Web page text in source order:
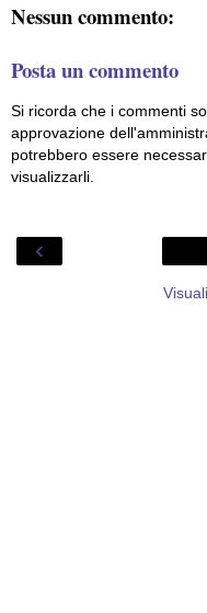
Nessun commento:
Posta un commento
Si ricorda che i commenti
approvazione
potrebbero essere
visualizzarli.
‹